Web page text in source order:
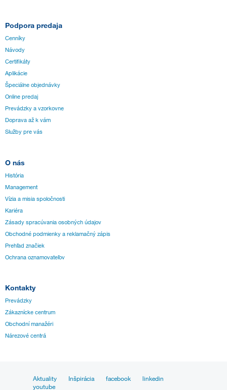
Podpora predaja
Cenníky
Návody
Certifikáty
Aplikácie
Špeciálne objednávky
Online predaj
Prevádzky a vzorkovne
Doprava až k vám
Služby pre vás
O nás
História
Management
Vízia a misia spoločnosti
Kariéra
Zásady spracúvania osobných údajov
Obchodné podmienky a reklamačný zápis
Prehľad značiek
Ochrana oznamovateľov
Kontakty
Prevádzky
Zákaznícke centrum
Obchodní manažéri
Nárezové centrá
Aktuality Inšpirácia facebook
linkedin
youtube